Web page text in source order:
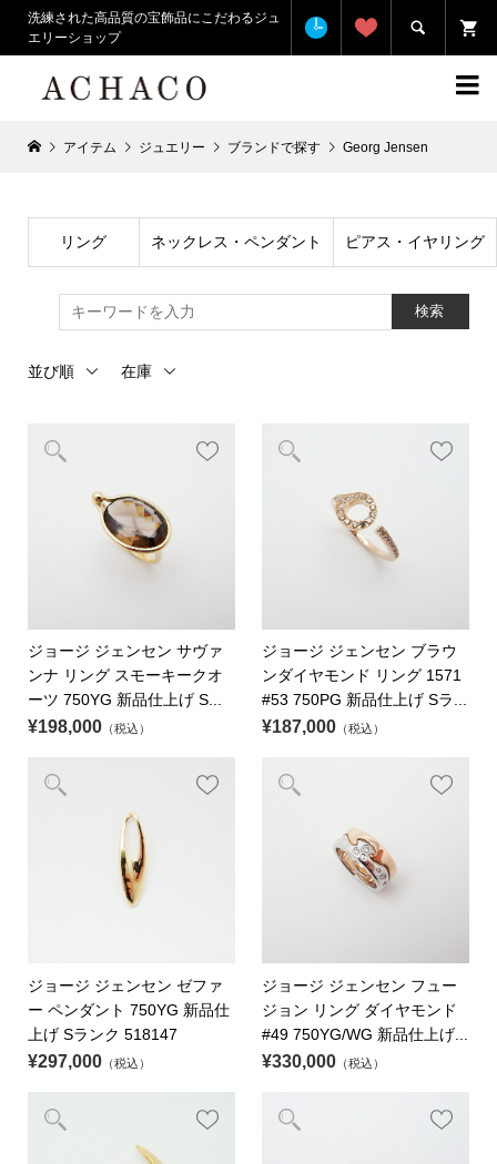
洗練された高品質の宝飾品にこだわるジュ
エリーショップ


アイテム ジュエリー ブランドで探す Georg Jensen
リング ネックレス・ペンダント ピアス・イヤリング
検索
並び順 在庫
ジョージ ジェンセン サヴァ
ンナ リング スモーキークオ
ーツ 750YG 新品仕上げ S...
¥198,000（税込）
ジョージ ジェンセン ブラウ
ンダイヤモンド リング 1571
#53 750PG 新品仕上げ Sラ...
¥187,000 （税込）
ジョージ ジェンセン ゼファ
ー ペンダント 750YG 新品仕
上げ Sランク 518147
¥297,000（税込）
ジョージ ジェンセン フュー
ジョン リング ダイヤモンド
#49 750YG/WG 新品仕上げ...
¥330,000 （税込）